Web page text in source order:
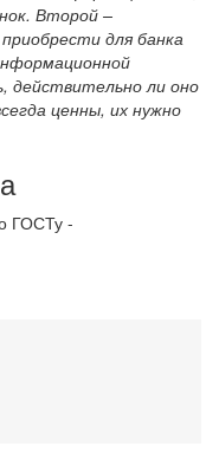
Второй –
для банка
действительно ли оно
ценны, их нужно
ГОСТу -